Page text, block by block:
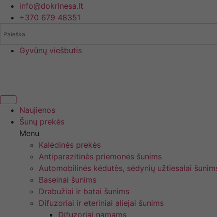
prie
info@dokrinesa.lt
+370 679 48351
Gyvūnų viešbutis
Naujienos
Šunų prekės
Menu
Kalėdinės prekės
Antiparazitinės priemonės šunims
Automobilinės kėdutės, sėdynių užtiesalai
Baseinai šunims
Drabužiai ir batai šunims
Difuzoriai ir eteriniai aliejai šunims
Difuzoriai namams